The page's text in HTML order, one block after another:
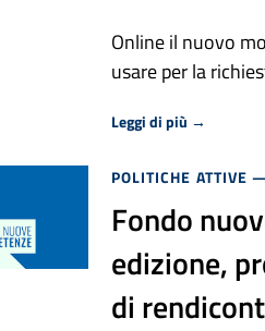
Online il nuovo
usare per la
Leggi di più →
POLITICHE ATTIVE
Fondo
edizione,
di